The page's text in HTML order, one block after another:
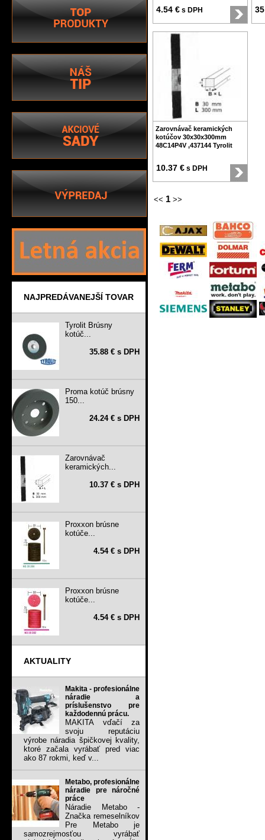
NAJPREDÁVANEJŠÍ TOVAR
Tyrolit Brúsny
kotúč...
35.88 € s DPH
Proma kotúč brúsny
150...
24.24 € s DPH
Zarovnávač
keramických...
10.37 € s DPH
Proxxon brúsne
kotúče...
4.54 € s DPH
Proxxon brúsne
kotúče...
4.54 € s DPH
AKTUALITY
Makita - profesionálne
náradie a
príslušenstvo pre
každodennú prácu.
MAKITA vďačí za
svoju reputáciu
výrobe náradia špičkovej kvality,
ktoré začala vyrábať pred viac
ako 87 rokmi, keď v...
Metabo, profesionálne
náradie pre náročné
práce
Náradie Metabo -
Značka remeselníkov
Pre Metabo je
samozrejmosťou vyrábať
4.54 € s DPH
Zarovnávač keramických
kotúčov 30x30x300mm
48C14P4V ,437144 Tyrolit
10.37 € s DPH
<< 1 >>